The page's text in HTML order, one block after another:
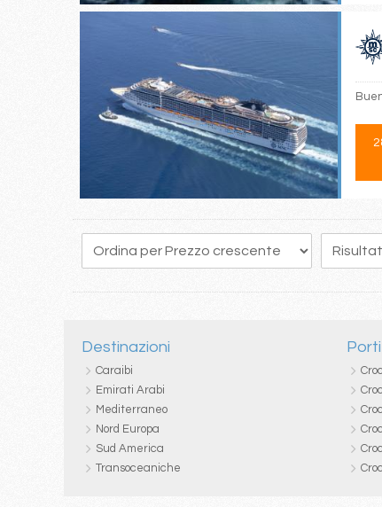
214 215 216 217 218 219
Destinazioni
Caraibi
Emirati Arabi
Mediterraneo
Nord Europa
Sud America
Transoceaniche